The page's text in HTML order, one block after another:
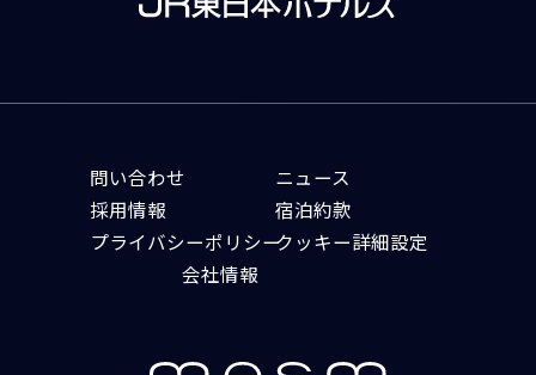
問い合わせ
ニュース
採用情報
宿泊約款
プライバシーポリシークッキー詳細設定
会社情報